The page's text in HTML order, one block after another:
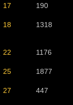
17 190
18 1318
22 1176
25 1877
27 447